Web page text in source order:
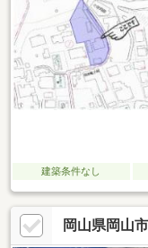
建築条件なし
岡山県岡山